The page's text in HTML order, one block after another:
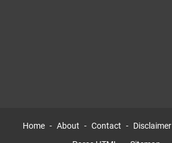
Home About Contact Disclaimer